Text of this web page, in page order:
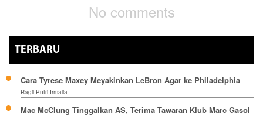
No comments
TERBARU
Cara Tyrese Maxey Meyakinkan LeBron Agar ke Philadelphia
Ragil Putri Irmalia
Mac McClung Tinggalkan AS, Terima Tawaran Klub Marc Gasol